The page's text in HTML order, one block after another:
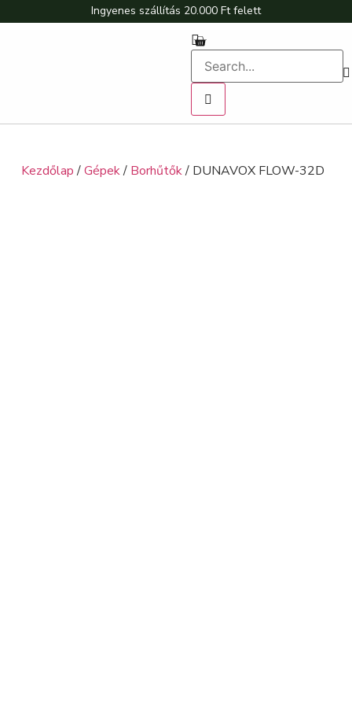
Ingyenes szállítás 20.000 Ft felett
Kezdőlap/Gépek/ Borhűtők/ DUNAVOX FLOW-32D